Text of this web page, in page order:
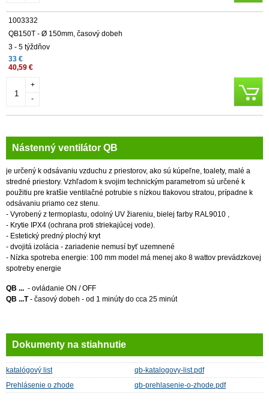
1003332
QB150T - Ø 150mm, časový dobeh
3 - 5 týždňov
33 €
40,59 €
-
+
Nástenný ventilátor QB
je určený k odsávaniu vzduchu z priestorov, ako sú kúpeľne, toalety, malé a
stredné priestory. Vzhľadom k svojim technickým parametrom sú určené k
použitiu pre kratšie ventilačné potrubie s nízkou tlakovou stratou, prípadne k
odsávaniu priamo cez stenu.
- Vyrobený z termoplastu, odolný UV žiareniu, bielej farby RAL9010 ,
- Krytie IPX4 (ochrana proti striekajúcej vode).
- Estetický predný plochý kryt
- dvojitá izolácia - zariadenie nemusí byť uzemnené
- Nízka spotreba energie: 100 mm model má menej ako 8 wattov prevádzkovej
spotreby energie
QB ... - ovládanie ON / OFF
QB ...T- časový dobeh - od 1 minúty do cca 25 minút
Dokumenty na stiahnutie
katalógový list
qb-katalogovy-list.pdf
Prehlásenie o zhode
qb-prehlasenie-o-zhode.pdf